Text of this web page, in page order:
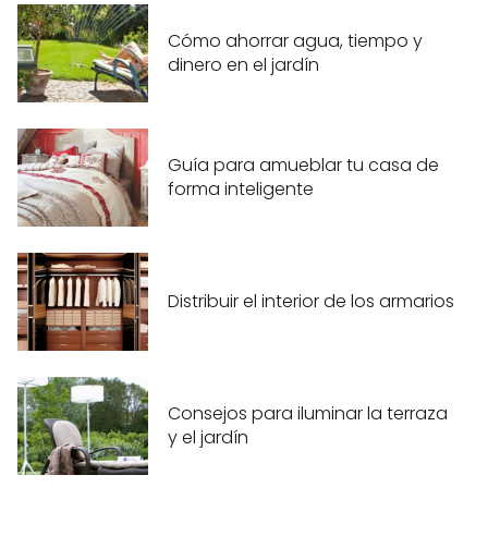
Cómo ahorrar agua, tiempo y
dinero en el jardín
Guía para amueblar tu casa de
forma inteligente
Distribuir el interior de los armarios
Consejos para iluminar la terraza
y el jardín